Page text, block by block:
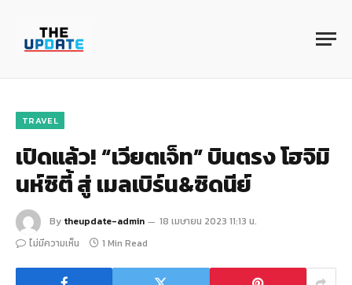
TRAVEL
เปิดแล้ว! “เวียตเจ็ท” บินตรง โฮจิมิ
นห์ซิตี้ สู่ เมลเบิร์น&ซิดนีย์
By theupdate-admin
18 เมษายน 2023 11:13 น.
ไม่มีความเห็น
1 Min Read